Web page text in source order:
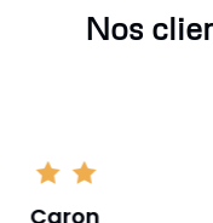
Nos